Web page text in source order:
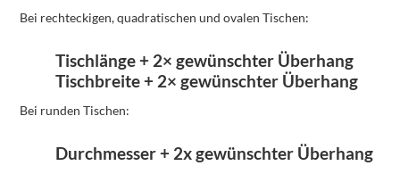
Bei rechteckigen, quadratischen und ovalen Tischen:
Tischlänge + 2× gewünschter Überhang
Tischbreite + 2× gewünschter Überhang
Bei runden Tischen:
Durchmesser + 2x gewünschter Überhang